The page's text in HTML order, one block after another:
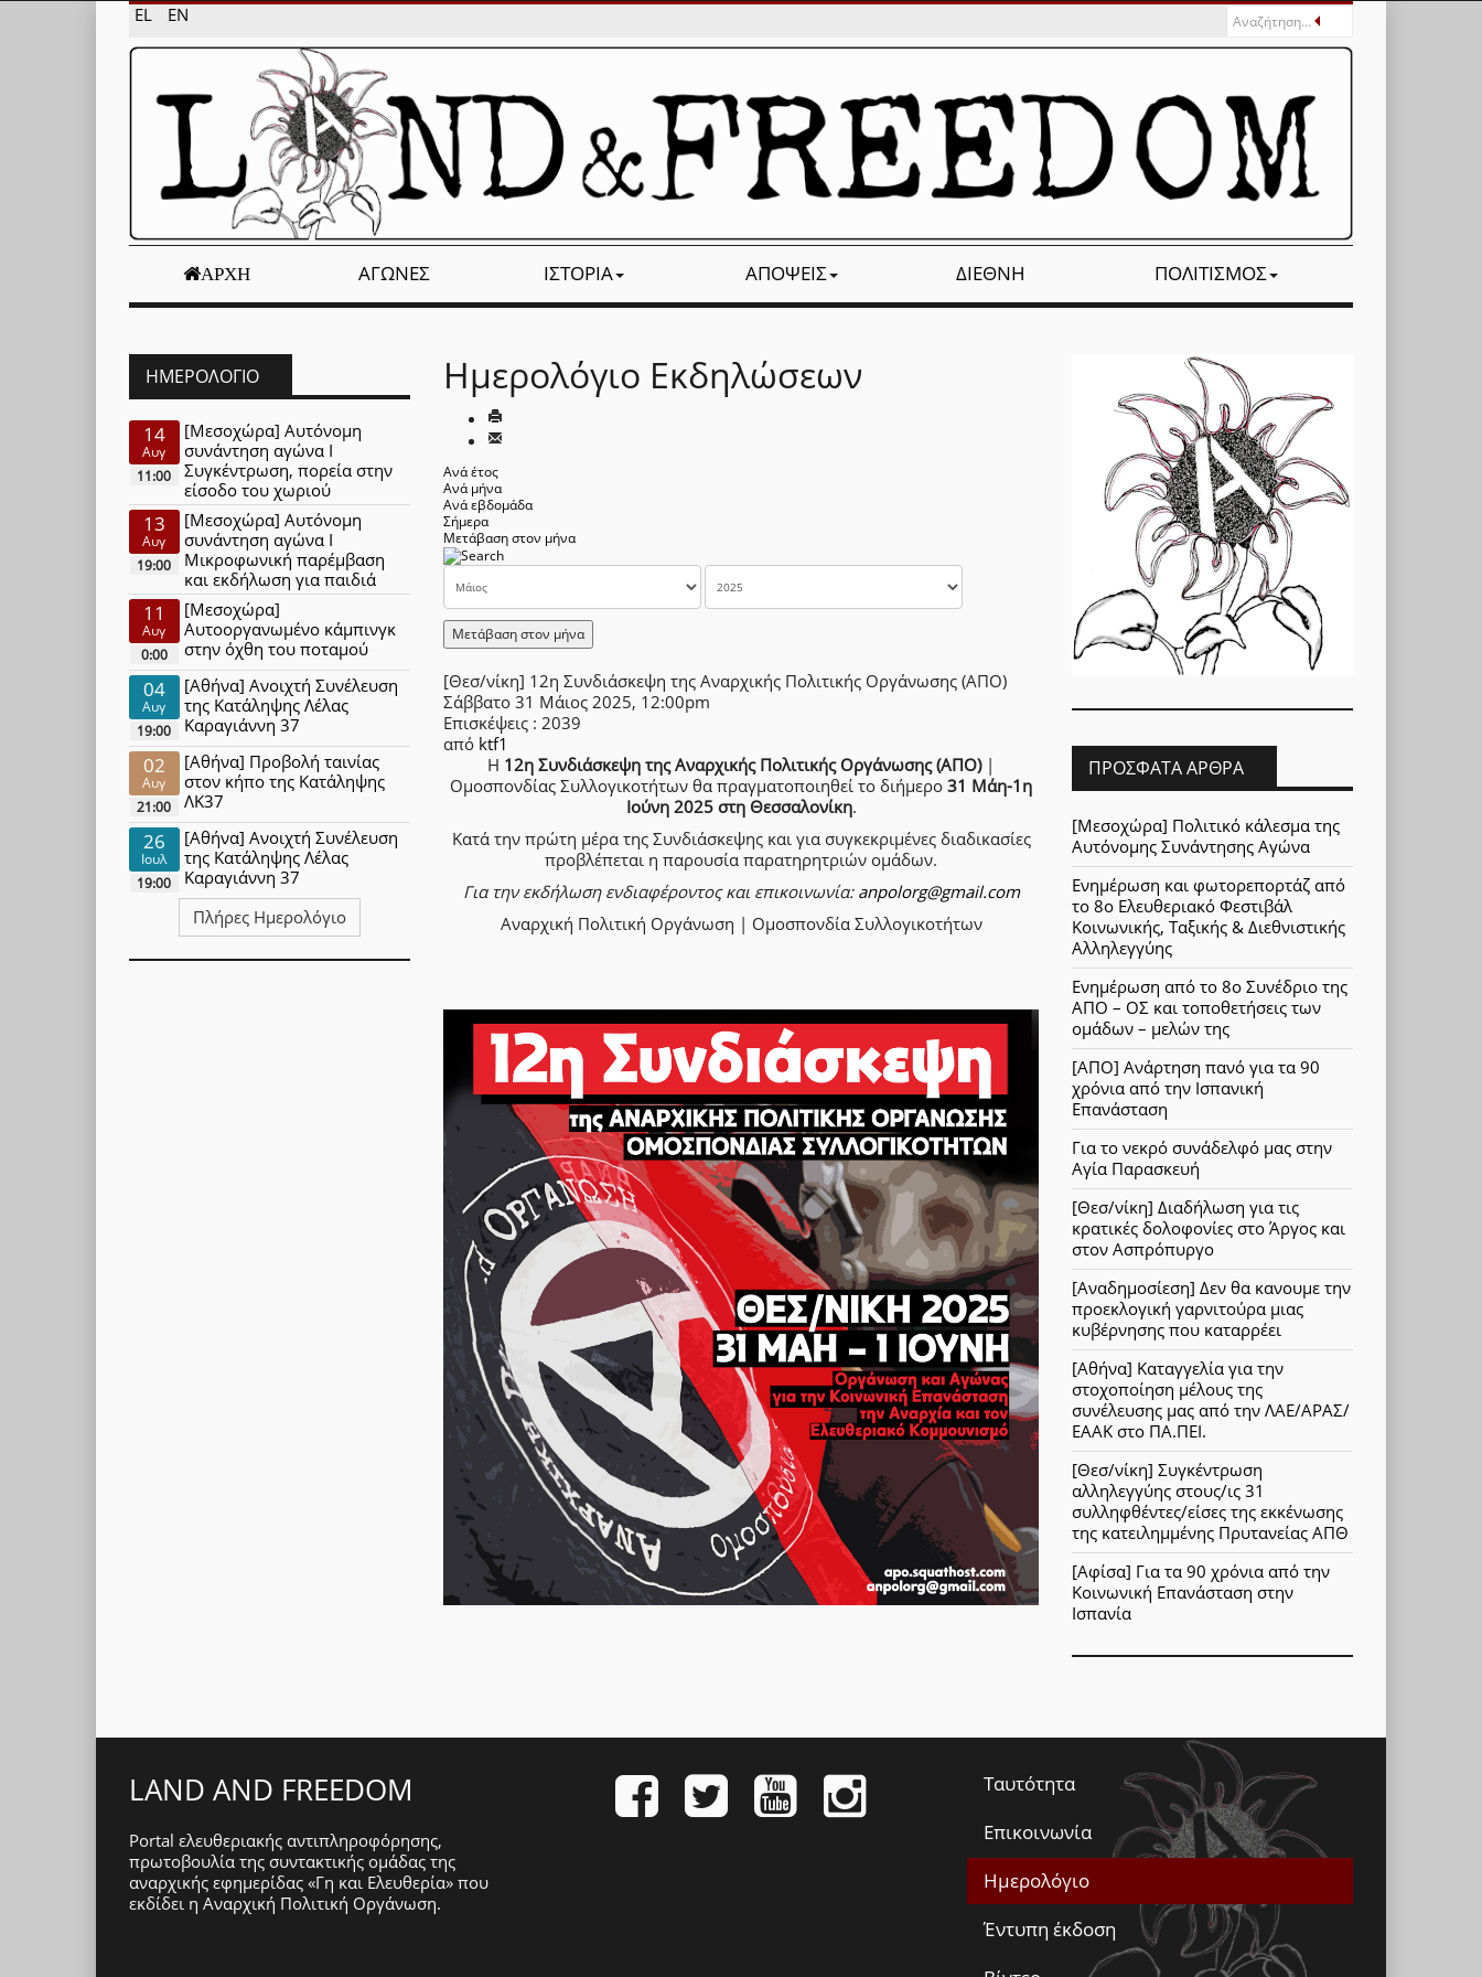
EL EN
ΑΡΧΉ ΑΓΏΝΕΣ ΙΣΤΟΡΊΑ ΑΠΌΨΕΙΣ ΔΙΕΘΝΉ ΠΟΛΙΤΙΣΜΌΣ
Ημερολόγιο Εκδηλώσεων
Ανά έτος
Ανά μήνα
Ανά εβδομάδα
Σήμερα
Μετάβαση στον μήνα
Μετάβαση στον μήνα
[Θεσ/νίκη] 12η Συνδιάσκεψη της Αναρχικής Πολιτικής Οργάνωσης (ΑΠΟ)
Σάββατο 31 Μάιος 2025, 12:00pm
Επισκέψεις : 2039
από ktf1
Η 12η Συνδιάσκεψη της Αναρχικής Πολιτικής Οργάνωσης (ΑΠΟ)|
Ομοσπονδίας Συλλογικοτήτων θα πραγματοποιηθεί το διήμερο 31 Μάη-1η
Ιούνη 2025 στη Θεσσαλονίκη.
Κατά την πρώτη μέρα της Συνδιάσκεψης και για συγκεκριμένες διαδικασίες
προβλέπεται η παρουσία παρατηρητριών ομάδων.
Για την εκδήλωση ενδιαφέροντος και επικοινωνία: anpolorg@gmail.com
Αναρχική Πολιτική Οργάνωση | Ομοσπονδία Συλλογικοτήτων
ΗΜΕΡΟΛΌΓΙΟ
14
Αυγ
11:00
[Μεσοχώρα] Αυτόνομη
συνάντηση αγώνα Ι
Συγκέντρωση, πορεία στην
είσοδο του χωριού
13
Αυγ
19:00
[Μεσοχώρα] Αυτόνομη
συνάντηση αγώνα Ι
Μικροφωνική παρέμβαση
και εκδήλωση για παιδιά
11
Αυγ
0:00
[Μεσοχώρα]
Αυτοοργανωμένο κάμπινγκ
στην όχθη του ποταμού
04
Αυγ
19:00
[Αθήνα] Ανοιχτή Συνέλευση
της Κατάληψης Λέλας
Καραγιάννη 37
02
Αυγ
21:00
[Αθήνα] Προβολή ταινίας
στον κήπο της Κατάληψης
ΛΚ37
26
Ιουλ
19:00
[Αθήνα] Ανοιχτή Συνέλευση
της Κατάληψης Λέλας
Καραγιάννη 37
Πλήρες Ημερολόγιο
ΠΡΌΣΦΑΤΑ ΆΡΘΡΑ
[Μεσοχώρα] Πολιτικό κάλεσμα της
Αυτόνομης Συνάντησης Αγώνα
Ενημέρωση και φωτορεπορτάζ από
το 8ο Ελευθεριακό Φεστιβάλ
Κοινωνικής, Ταξικής & Διεθνιστικής
Αλληλεγγύης
Ενημέρωση από το 8ο Συνέδριο της
ΑΠΟ – ΟΣ και τοποθετήσεις των
ομάδων – μελών της
[ΑΠΟ] Ανάρτηση πανό για τα 90
χρόνια από την Ισπανική
Επανάσταση
Για το νεκρό συνάδελφό μας στην
Αγία Παρασκευή
[Θεσ/νίκη] Διαδήλωση για τις
κρατικές δολοφονίες στο Άργος και
στον Ασπρόπυργο
[Αναδημοσίεση] Δεν θα κανουμε την
προεκλογική γαρνιτούρα μιας
κυβέρνησης που καταρρέει
[Αθήνα] Καταγγελία για την
στοχοποίηση μέλους της
συνέλευσης μας από την ΛΑΕ/ΑΡΑΣ/
ΕΑΑΚ στο ΠΑ.ΠΕΙ.
[Θεσ/νίκη] Συγκέντρωση
αλληλεγγύης στους/ις 31
συλληφθέντες/είσες της εκκένωσης
της κατειλημμένης Πρυτανείας ΑΠΘ
[Αφίσα] Για τα 90 χρόνια από την
Κοινωνική Επανάσταση στην
Ισπανία
LAND AND FREEDOM
Portal ελευθεριακής αντιπληροφόρησης,
πρωτοβουλία της συντακτικής ομάδας της
αναρχικής εφημερίδας «Γη και Ελευθερία» που
εκδίδει η Αναρχική Πολιτική Οργάνωση.
Ταυτότητα
Επικοινωνία
Ημερολόγιο
Έντυπη έκδοση